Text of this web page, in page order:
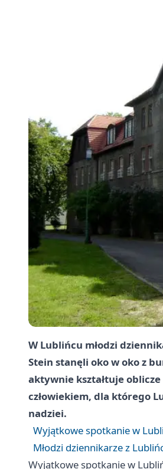
W Lublińcu młodzi
Stein stanęli oko w oko z
aktywnie kształtuje
człowiekiem, dla którego
nadziei.
Wyjątkowe spotkanie w
Młodzi dziennikarze z
Wyjątkowe spotkanie w